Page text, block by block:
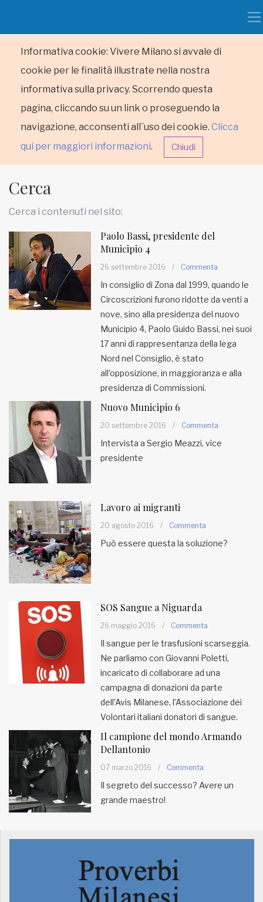
Informativa cookie: Vivere Milano si avvale di
cookie per le finalità illustrate nella nostra
informativa sulla privacy. Scorrendo questa
pagina, cliccando su un link o proseguendo la
navigazione, acconsenti all´uso dei cookie. Clicca
qui per maggiori informazioni. Chiudi
HOME
RUBRICHE
MUNICIPI
Inviateci le vostre segnalazioni
Fondato e diretto da Enzo De
Bernardis
EDB edizioni - Via Brivio angolo C.
Imbonati, 89 20159 Milano (Italia)
Informativa sulla privacy
Cerca
Cerca i contenuti nel sito:
Paolo Bassi, presidente del
Municipio 4
26 settembre 2016 / Commenta
In consiglio di Zona dal 1999, quando le
Circoscrizioni furono ridotte da venti a
nove, sino alla presidenza del nuovo
Municipio 4, Paolo Guido Bassi, nei suoi
17 anni di rappresentanza della lega
Nord nel Consiglio, è stato
all'opposizione, in maggioranza e alla
presidenza di Commissioni.
Nuovo Municipio 6
20 settembre 2016 / Commenta
Intervista a Sergio Meazzi, vice
presidente
Lavoro ai migranti
20 agosto 2016 / Commenta
Può essere questa la soluzione?
SOS Sangue a Niguarda
26 maggio 2016 / Commenta
Il sangue per le trasfusioni scarseggia.
Ne parliamo con Giovanni Poletti,
incaricato di collaborare ad una
campagna di donazioni da parte
dell’Avis Milanese, l’Associazione dei
Volontari italiani donatori di sangue.
Il campione del mondo Armando
Dellantonio
07 marzo 2016 / Commenta
Il segreto del successo? Avere un
grande maestro!